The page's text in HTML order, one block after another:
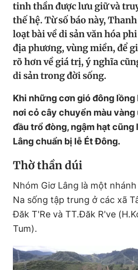
Video
Sản phẩm khác
Tiện ích
Thông tin tòa soạn Liên
Hotline Liên hệ
tinh thần được lưu giữ và
thế hệ. Từ số báo này,
loạt bài về di sản văn hóa
địa phương, vùng miền, để
rõ hơn về giá trị, ý nghĩa
di sản trong đời sống.
Khi những cơn gió đông lồng
nơi cỏ cây chuyển màu vàng
đầu trổ đòng, ngậm hạt
Lâng chuẩn bị lễ Ét Đông.
Thờ thần dúi
Nhóm Giơ Lâng là một
Na sống tập trung ở các xã
Đăk T'Re và TT.Đăk R've
Tum).